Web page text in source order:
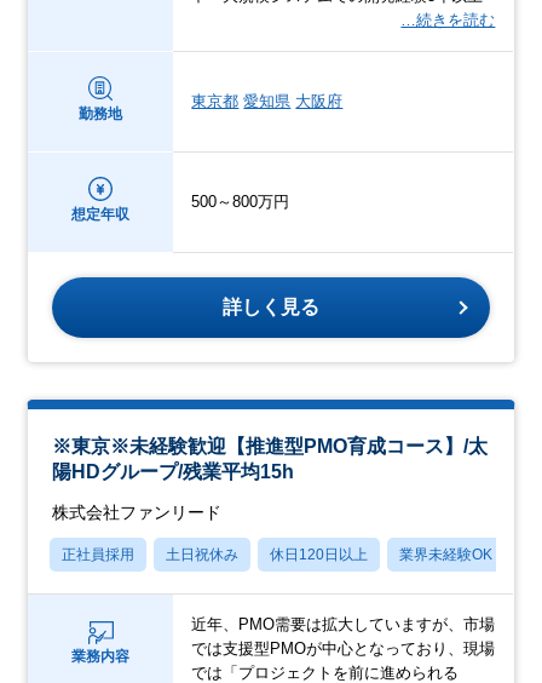
…続きを読む
勤務地
東京都 愛知県 大阪府
想定年収
500～800万円
詳しく見る
※東京※未経験歓迎【推進型PMO育成コース】/太
陽HDグループ/残業平均15h
株式会社ファンリード
正社員採用 土日祝休み 休日120日以上 業界未経験OK
業務内容
近年、PMO需要は拡大していますが、市場
では支援型PMOが中心となっており、現場
では「プロジェクトを前に進められる